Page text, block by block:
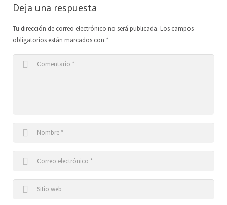
Deja una respuesta
Tu dirección de correo electrónico no será publicada. Los campos
obligatorios están marcados con *